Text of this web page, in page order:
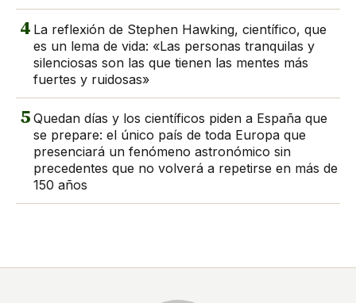
4 La reflexión de Stephen Hawking, científico, que
es un lema de vida: «Las personas tranquilas y
silenciosas son las que tienen las mentes más
fuertes y ruidosas»
5 Quedan días y los científicos piden a España que
se prepare: el único país de toda Europa que
presenciará un fenómeno astronómico sin
precedentes que no volverá a repetirse en más de
150 años